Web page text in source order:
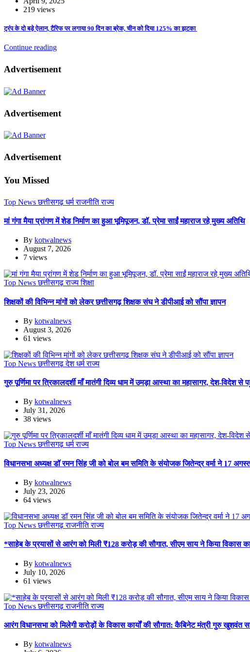
219 views
ट्रंप के दो बड़े ऐलान, टैरिफ पर लगाया 90 दिन का ब्रेक, चीन को दिया 125% का झटका
Continue reading
Advertisement
Advertisement
Advertisement
You Missed
Top Newsछत्तीसगढ़ धर्मराजनीतिराज्य
मां गंगा मैया प्रांगण में शेड निर्माण का हुआ भूमिपूजन, डॉ. प्रेमा साईं महाराज रहे मुख्य अतिथि
By kotwalnews
August 7, 2026
7 views
Top Newsछत्तीसगढ़राज्यशिक्षा
शिक्षकों की विभिन्न मांगों को लेकर छत्तीसगढ़ शिक्षक संघ ने डीपीआई को सौंपा ज्ञापन
By kotwalnews
August 3, 2026
61 views
Top Newsछत्तीसगढ़देशधर्मराज्य
गुरु पूर्णिमा पर त्रिकालदर्शी माँ मातंगी दिव्य धाम में उमड़ा आस्था का महासागर, देश-विदेश से
By kotwalnews
July 31, 2026
38 views
Top Newsछत्तीसगढ़ धर्मराज्य
विधानसभा अध्यक्ष डॉ रमन सिंह जी को बोल बम समिति के संयोजक जितेन्द्र वर्मा ने 17
By kotwalnews
July 23, 2026
64 views
Top Newsछत्तीसगढ़राजनीतिराज्य
*साहेब के प्रयासों से आरंग को मिली ₹128 करोड़ की सौगात, सीएम साय ने किया विकास
By kotwalnews
July 10, 2026
61 views
Top Newsछत्तीसगढ़राजनीतिराज्य
आरंग विधानसभा को मिलेगी करोड़ों के विकास कार्यों की सौगात: कैबिनेट मंत्री गुरु खुशवंत
By kotwalnews